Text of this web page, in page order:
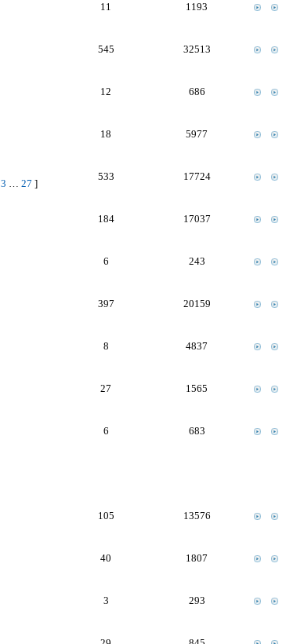
11 1193
545 32513
12 686
18 5977
3 … 27 ]
533 17724
184 17037
6 243
397 20159
8 4837
27 1565
6 683
105 13576
40 1807
3 293